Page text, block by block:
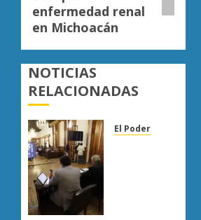
enfermedad renal
en Michoacán
NOTICIAS
RELACIONADAS
El Poder